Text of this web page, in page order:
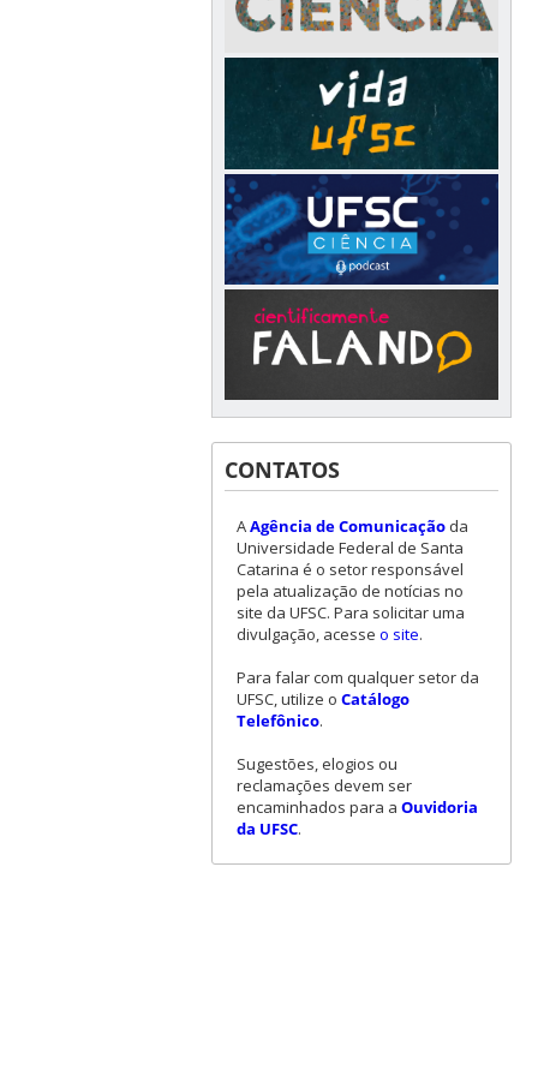
CONTATOS
AAgência de Comunicaçãoda
Universidade Federal de Santa
Catarina é o setor responsável
pela atualização de notícias no
site da UFSC. Para solicitar uma
divulgação, acesse o site.
Para falar com qualquer setor da
UFSC, utilize o Catálogo
Telefônico.
Sugestões, elogios ou
reclamações devem ser
encaminhados para a Ouvidoria
da UFSC.